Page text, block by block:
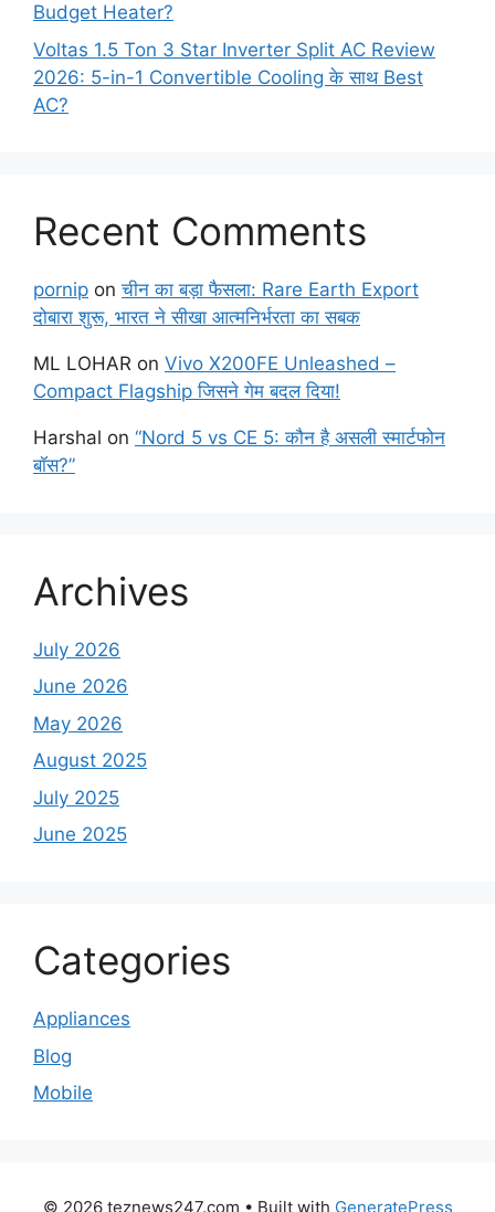
Budget Heater?
Voltas 1.5 Ton 3 Star Inverter Split AC Review
2026: 5-in-1 Convertible Cooling के साथ Best
AC?
Recent Comments
pornip onचीन का बड़ा फैसला: Rare Earth Export
दोबारा शुरू, भारत ने सीखा आत्मनिर्भरता का सबक
ML LOHAR on Vivo X200FE Unleashed –
Compact Flagship जिसने गेम बदल दिया!
Harshal on “Nord 5 vs CE 5: कौन है असली स्मार्टफोन
बॉस?”
Archives
July 2026
June 2026
May 2026
August 2025
July 2025
June 2025
Categories
Appliances
Blog
Mobile
© 2026 teznews247.com • Built with GeneratePress